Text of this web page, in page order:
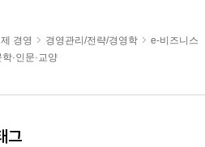
경영 경영관리/전략/경영학
e-비즈니스
학·인문·교양
그